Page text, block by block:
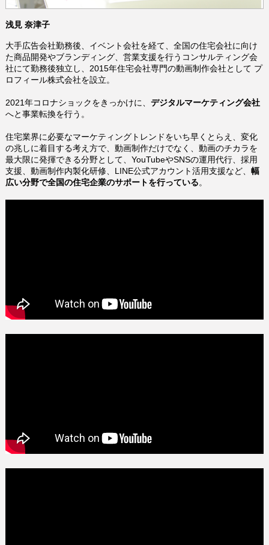
浅見 奈津子
大手広告会社勤務後、イベント会社を経て、全国の住宅会社に向け
た商品開発やブランディング、営業支援を行うコンサルティング会
社にて勤務後独立し、2015年住宅会社専門の動画制作会社として プ
ロフィール株式会社を設立。
2021年コロナショックをきっかけに、 デジタルマーケティング会社
へと事業転換を行う。
住宅業界に必要なマーケティングトレンドをいち早くとらえ、 変化
の兆しに着目する考え方で、 動画制作だけでなく、動画のチカラを
最大限に発揮できる分野として、YouTubeやSNSの運用代行、採用
支援、動画制作内製化研修、LINE公式アカウント活用支援など、 幅
広い分野で全国の住宅企業のサポートを行っている。